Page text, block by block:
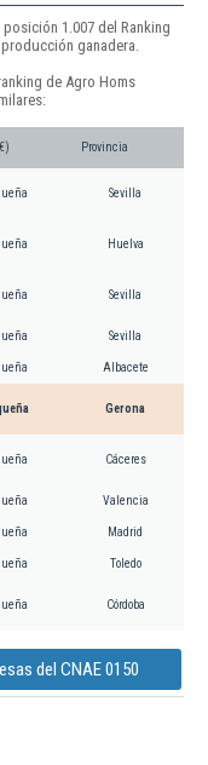
1.007 del Ranking
ganadera.
de Agro Homs
Provincia
Sevilla
Huelva
Sevilla
Sevilla
Albacete
Gerona
Cáceres
Valencia
Madrid
Toledo
Córdoba
del CNAE 0150